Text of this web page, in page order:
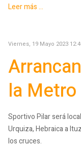
Leer más ...
Viernes, 19 Mayo 2023
la
Sportivo Pilar será
Urquiza, Hebraica a
los cruces.